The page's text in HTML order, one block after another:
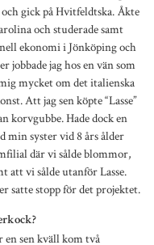
gick på Hvitfeldtska. Åkte
och studerade samt
ekonomi i Jönköping och
jobbade jag hos en vän som
mycket om det italienska
Att jag sen köpte “Lasse”
korvgubbe. Hade dock en
min syster vid 8 års ålder
där vi sålde blommor,
att vi sålde utanför Lasse.
satte stopp för det projektet.
en sen kväll kom två